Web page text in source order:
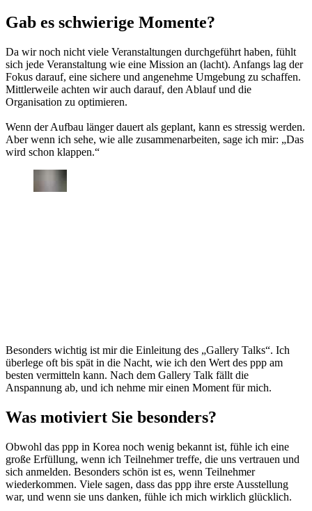
Gab es schwierige Momente?
Da wir noch nicht viele Veranstaltungen durchgeführt haben, fühlt
sich jede Veranstaltung wie eine Mission an (lacht). Anfangs lag der
Fokus darauf, eine sichere und angenehme Umgebung zu schaffen.
Mittlerweile achten wir auch darauf, den Ablauf und die
Organisation zu optimieren.
Wenn der Aufbau länger dauert als geplant, kann es stressig werden.
Aber wenn ich sehe, wie alle zusammenarbeiten, sage ich mir: „Das
wird schon klappen.“
Besonders wichtig ist mir die Einleitung des „Gallery Talks“. Ich
überlege oft bis spät in die Nacht, wie ich den Wert des ppp am
besten vermitteln kann. Nach dem Gallery Talk fällt die
Anspannung ab, und ich nehme mir einen Moment für mich.
Was motiviert Sie besonders?
Obwohl das ppp in Korea noch wenig bekannt ist, fühle ich eine
große Erfüllung, wenn ich Teilnehmer treffe, die uns vertrauen und
sich anmelden. Besonders schön ist es, wenn Teilnehmer
wiederkommen. Viele sagen, dass das ppp ihre erste Ausstellung
war, und wenn sie uns danken, fühle ich mich wirklich glücklich.